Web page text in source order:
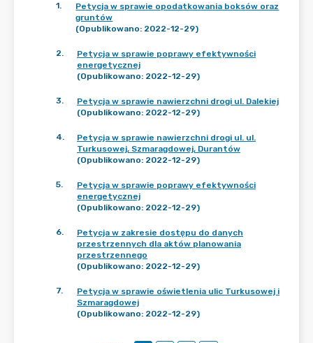
1.
Petycja w sprawie opodatkowania boksów oraz
gruntów
(Opublikowano: 2022-12-29)
2.
Petycja w sprawie poprawy efektywności
energetycznej
(Opublikowano: 2022-12-29)
3.
Petycja w sprawie nawierzchni drogi ul. Dalekiej
(Opublikowano: 2022-12-29)
4.
Petycja w sprawie nawierzchni drogi ul. ul.
Turkusowej, Szmaragdowej, Durantów
(Opublikowano: 2022-12-29)
5.
Petycja w sprawie poprawy efektywności
energetycznej
(Opublikowano: 2022-12-29)
6.
Petycja w zakresie dostępu do danych
przestrzennych dla aktów planowania
przestrzennego
(Opublikowano: 2022-12-29)
7.
Petycja w sprawie oświetlenia ulic Turkusowej i
Szmaragdowej
(Opublikowano: 2022-12-29)